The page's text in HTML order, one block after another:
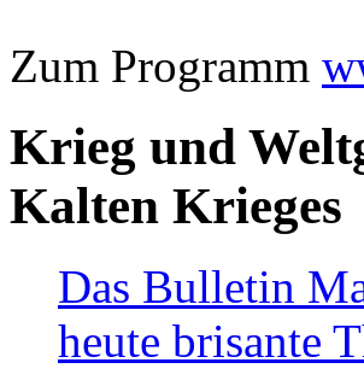
Zum Programm
Krieg und
Kalten Krieges
Das Bulletin
heute brisante